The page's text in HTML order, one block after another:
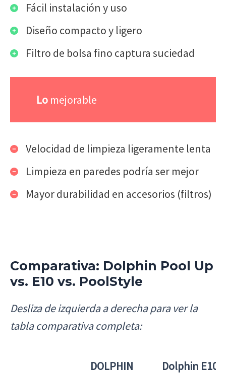
Fácil instalación y uso
Diseño compacto y ligero
Filtro de bolsa fino captura suciedad
Lo mejorable
Velocidad de limpieza ligeramente lenta
Limpieza en paredes podría ser mejor
Mayor durabilidad en accesorios (filtros)
Comparativa: Dolphin Pool Up
vs. E10 vs. PoolStyle
Desliza de izquierda a derecha para ver la
tabla comparativa completa:
DOLPHIN
Dolphin E10